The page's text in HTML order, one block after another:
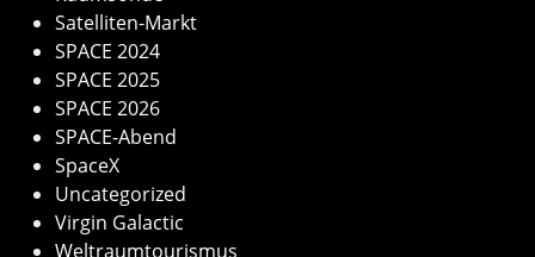
Satelliten-Markt
SPACE 2024
SPACE 2025
SPACE 2026
SPACE-Abend
SpaceX
Uncategorized
Virgin Galactic
Weltraumtourismus